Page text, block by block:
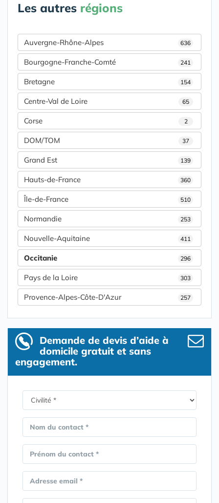
Les autres régions
Auvergne-Rhône-Alpes 636
Bourgogne-Franche-Comté 241
Bretagne 154
Centre-Val de Loire 65
Corse 2
DOM/TOM 37
Grand Est 139
Hauts-de-France 360
Île-de-France 510
Normandie 253
Nouvelle-Aquitaine 411
Occitanie 296
Pays de la Loire 303
Provence-Alpes-Côte-D'Azur 257
Demande de devis d’aide à
domicile gratuit et sans
engagement.
Nom du contact *
Prénom du contact *
Adresse email *